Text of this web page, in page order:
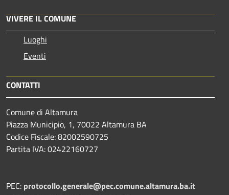
VIVERE IL COMUNE
Luoghi
Eventi
CONTATTI
Comune di Altamura
Piazza Municipio, 1, 70022 Altamura BA
Codice Fiscale: 82002590725
Partita IVA: 02422160727
PEC: protocollo.generale@pec.comune.altamura.ba.it